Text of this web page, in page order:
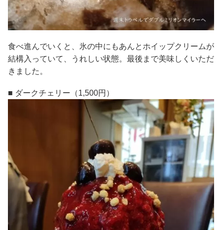
食べ進んでいくと、氷の中にもあんとホイップクリームが
結構入っていて、うれしい状態。最後まで美味しくいただ
きました。
■ ダークチェリー（1,500円）